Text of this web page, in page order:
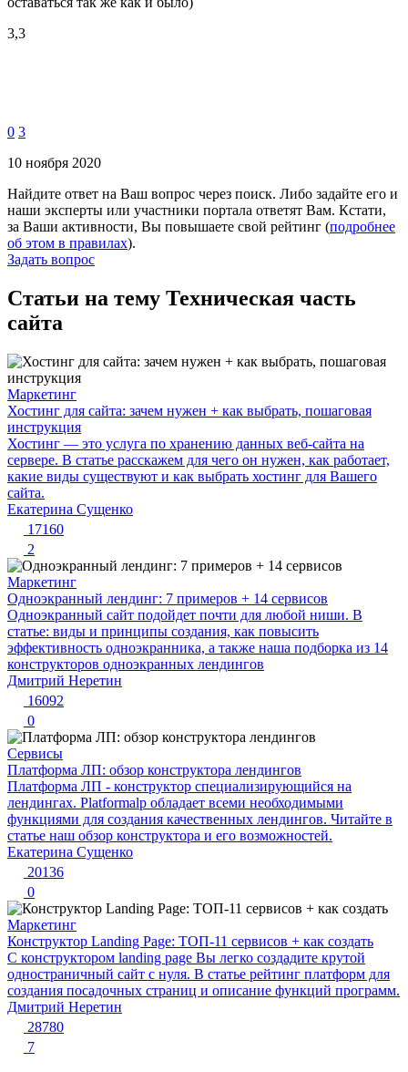
3,3
0 3
10 ноября 2020
Найдите ответ на Ваш вопрос через поиск. Либо задайте его и
наши эксперты или участники портала ответят Вам. Кстати,
за Ваши активности, Вы повышаете свой рейтинг (подробнее
об этом в правилах).
Задать вопрос
Статьи на тему Техническая часть
сайта
Маркетинг
Хостинг для сайта: зачем нужен + как выбрать, пошаговая
инструкция
Хостинг — это услуга по хранению данных веб-сайта на
сервере. В статье расскажем для чего он нужен, как работает,
какие виды существуют и как выбрать хостинг для Вашего
сайта.
Екатерина Сущенко
17160
2
Маркетинг
Одноэкранный лендинг: 7 примеров + 14 сервисов
Одноэкранный сайт подойдет почти для любой ниши. В
статье: виды и принципы создания, как повысить
эффективность одноэкранника, а также наша подборка из 14
конструкторов одноэкранных лендингов
Дмитрий Неретин
16092
0
Сервисы
Платформа ЛП: обзор конструктора лендингов
Платформа ЛП - конструктор специализирующийся на
лендингах. Platformalp обладает всеми необходимыми
функциями для создания качественных лендингов. Читайте в
статье наш обзор конструктора и его возможностей.
Екатерина Сущенко
20136
0
Маркетинг
Конструктор Landing Page: ТОП-11 сервисов + как создать
С конструктором landing page Вы легко создадите крутой
одностраничный сайт с нуля. В статье рейтинг платформ для
создания посадочных страниц и описание функций программ.
Дмитрий Неретин
28780
7